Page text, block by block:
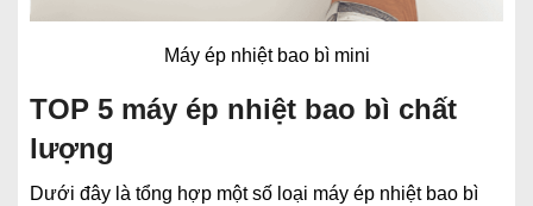
Máy ép nhiệt bao bì mini
TOP 5 máy ép nhiệt bao bì chất
lượng
Dưới đây là tổng hợp một số loại máy ép nhiệt bao bì